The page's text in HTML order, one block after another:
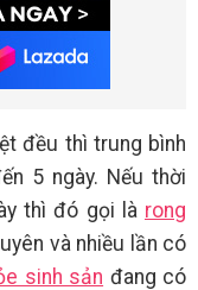
đều thì trung bình
5 ngày. Nếu thời
thì đó gọi là rong
và nhiều lần có
sinh sản đang có